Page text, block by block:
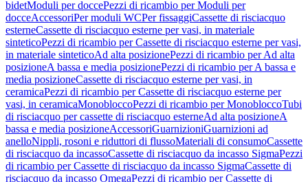
bidetModuli per doccePezzi di ricambio per Moduli per
docceAccessoriPer moduli WCPer fissaggiCassette di risciacquo
esterneCassette di risciacquo esterne per vasi, in materiale
sinteticoPezzi di ricambio per Cassette di risciacquo esterne per vasi,
in materiale sinteticoAd alta posizionePezzi di ricambio per Ad alta
posizioneA bassa e media posizionePezzi di ricambio per A bassa e
media posizioneCassette di risciacquo esterne per vasi, in
ceramicaPezzi di ricambio per Cassette di risciacquo esterne per
vasi, in ceramicaMonobloccoPezzi di ricambio per MonobloccoTubi
di risciacquo per cassette di risciacquo esterneAd alta posizioneA
bassa e media posizioneAccessoriGuarnizioniGuarnizioni ad
anelloNippli, rosoni e riduttori di flussoMateriali di consumoCassette
di risciacquo da incassoCassette di risciacquo da incasso SigmaPezzi
di ricambio per Cassette di risciacquo da incasso SigmaCassette di
risciacquo da incasso OmegaPezzi di ricambio per Cassette di